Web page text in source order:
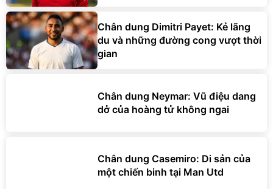
Chân dung Dimitri Payet: Kẻ lãng
du và những đường cong vượt thời
gian
Chân dung Neymar: Vũ điệu dang
dở của hoàng tử không ngai
Chân dung Casemiro: Di sản của
một chiến binh tại Man Utd